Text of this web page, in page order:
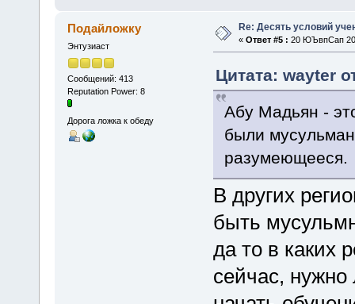
Подайложку
Энтузиаст
Сообщений: 413
Reputation Power: 8
Дорога ложка к обеду
Re: Десять условий
« Ответ #5 : 20 ЮЪвпСап
Цитата: wayter
Абу Мадьян -
были
разумеющееся.
В других
быть
да то в каких
сейчас,